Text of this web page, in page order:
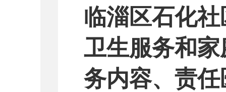
临淄区石化
卫生服务和
务内容、责